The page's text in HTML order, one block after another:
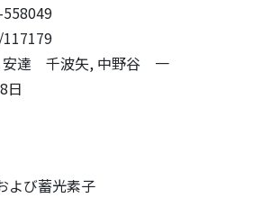
安達 千波矢, 中野谷 一
日
よび蓄光素子